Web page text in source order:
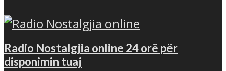
Radio Nostalgjia online 24 orë për
disponimin tuaj